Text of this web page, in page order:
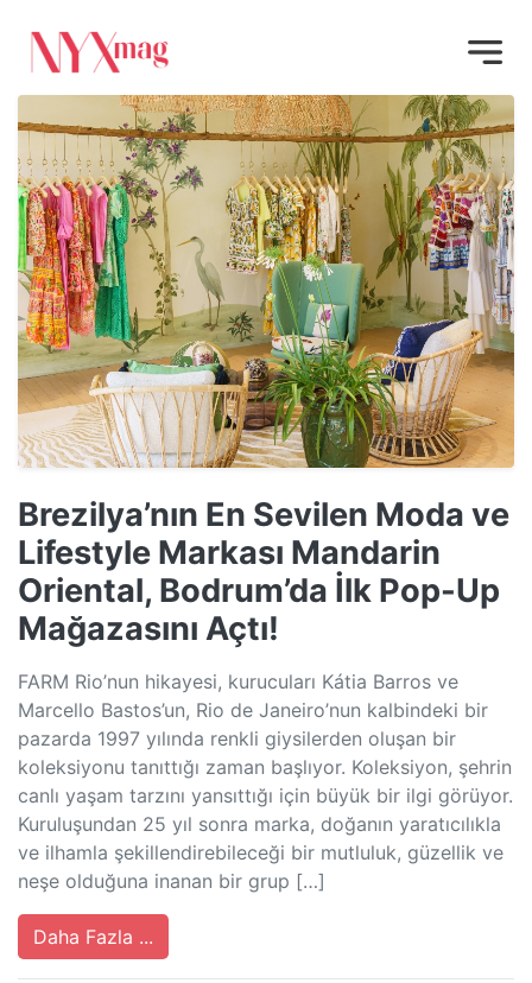
Brezilya’nın En Sevilen Moda ve
Lifestyle Markası Mandarin
Oriental, Bodrum’da İlk Pop-Up
Mağazasını Açtı!
FARM Rio’nun hikayesi, kurucuları Kátia Barros ve
Marcello Bastos’un, Rio de Janeiro’nun kalbindeki bir
pazarda 1997 yılında renkli giysilerden oluşan bir
koleksiyonu tanıttığı zaman başlıyor. Koleksiyon, şehrin
canlı yaşam tarzını yansıttığı için büyük bir ilgi görüyor.
Kuruluşundan 25 yıl sonra marka, doğanın yaratıcılıkla
ve ilhamla şekillendirebileceği bir mutluluk, güzellik ve
neşe olduğuna inanan bir grup […]
Daha Fazla ...